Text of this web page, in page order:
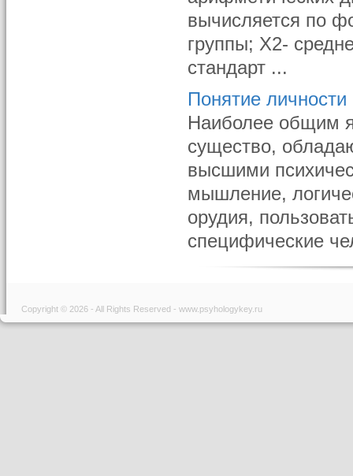
вычисляется по
группы; Х2-
стандарт ...
Понятие личности
Наиболее общим
существо,
высшими
мышление,
орудия,
специфические
Copyright © 2026 - All Rights Reserved - www.psyhologykey.ru